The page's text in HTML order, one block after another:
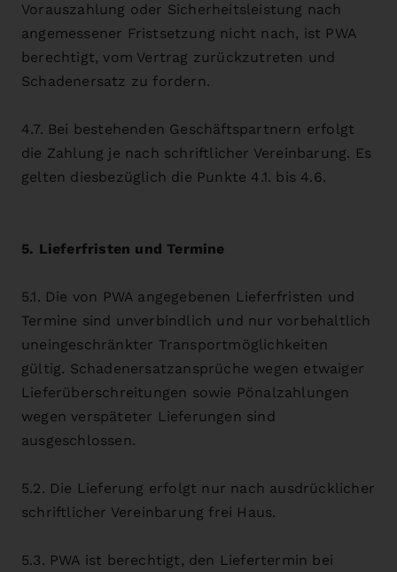
Vorauszahlung oder Sicherheitsleistung nach
angemessener Fristsetzung nicht nach, ist PWA
berechtigt, vom Vertrag zurückzutreten und
Schadenersatz zu fordern.
4.7. Bei bestehenden Geschäftspartnern erfolgt
die Zahlung je nach schriftlicher Vereinbarung. Es
gelten diesbezüglich die Punkte 4.1. bis 4.6.
5. Lieferfristen und Termine
5.1. Die von PWA angegebenen Lieferfristen und
Termine sind unverbindlich und nur vorbehaltlich
uneingeschränkter Transportmöglichkeiten
gültig. Schadenersatzansprüche wegen etwaiger
Lieferüberschreitungen sowie Pönalzahlungen
wegen verspäteter Lieferungen sind
ausgeschlossen.
5.2. Die Lieferung erfolgt nur nach ausdrücklicher
schriftlicher Vereinbarung frei Haus.
5.3. PWA ist berechtigt, den Liefertermin bei